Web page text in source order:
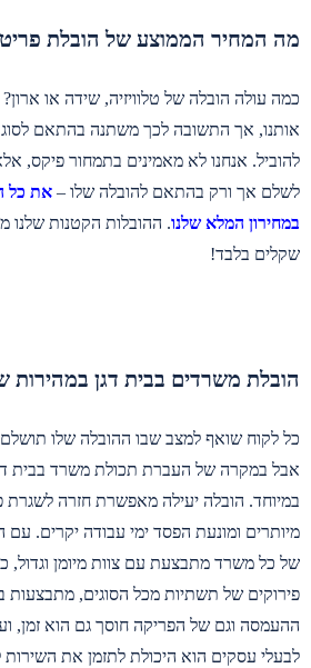
מה המחיר הממוצע של הובלת
כמה עולה הובלה של טלוויזיה, שידה או
אותנו, אך התשובה לכך משתנה בהתאם
להוביל. אנחנו לא מאמינים בתמחור פיקס,
לשלם אך ורק בהתאם להובלה שלו – את כל
במחירון המלא שלנו
שקלים בלבד!
הובלת משרדים בבית דגן במהירות
כל לקוח שואף למצב שבו ההובלה שלו
אבל במקרה של העברת תכולת משרד בבית
במיוחד. הובלה יעילה מאפשרת חזרה לשגרת
מיותרים ומונעת הפסד ימי עבודה יקרים. עם
של כל משרד מתבצעת עם צוות מיומן וגדול,
פירוקים של תשתיות מכל הסוגים, מתבצעות
ההעמסה וגם של הפריקה חוסך גם הוא זמן,
לבעלי עסקים הוא היכולת לתזמן את השירות